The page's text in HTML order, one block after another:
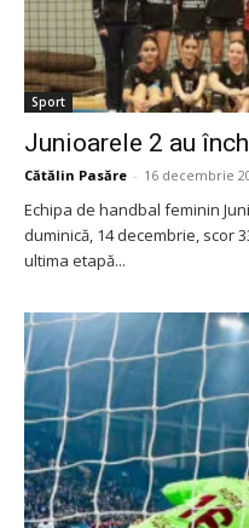
Sport
Junioarele 2 au
Cătălin Pasăre - 16 decembrie
Echipa de handbal feminin
duminică, 14 decembrie, scor
ultima etapă...